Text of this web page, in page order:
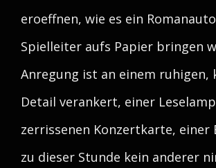
eroeffnen, wie es ein
Spielleiter aufs Papier bringen
Anregung ist an einem ruhigen,
Detail verankert, einer
zerrissenen Konzertkarte, einer
zu dieser Stunde kein anderer